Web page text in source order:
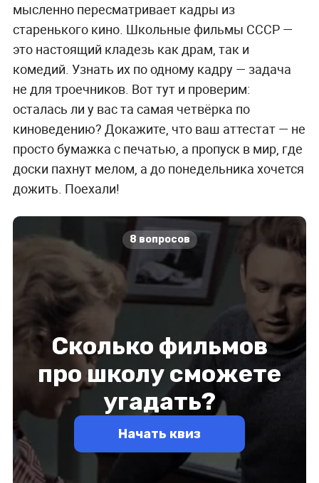
мысленно пересматривает кадры из
старенького кино. Школьные фильмы СССР —
это настоящий кладезь как драм, так и
комедий. Узнать их по одному кадру — задача
не для троечников. Вот тут и проверим:
осталась ли у вас та самая четвёрка по
киноведению? Докажите, что ваш аттестат — не
просто бумажка с печатью, а пропуск в мир, где
доски пахнут мелом, а до понедельника хочется
дожить. Поехали!